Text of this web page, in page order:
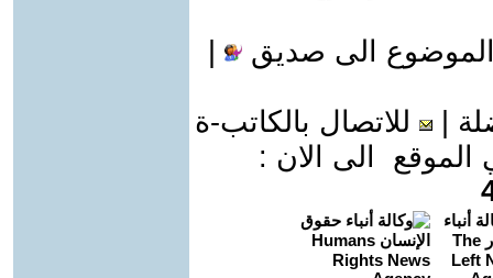
الى صديق
للاتصال بالكاتب-ة
الى الان :